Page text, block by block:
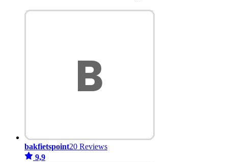
bakfietspoint20 Reviews
9,9